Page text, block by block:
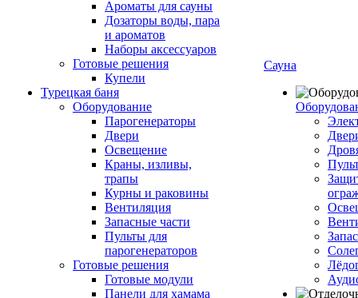
Ароматы для сауны
Дозаторы воды, пара
и ароматов
Наборы аксессуаров
Готовые решения
Купели
Турецкая баня
Оборудование
Парогенераторы
Двери
Освещение
Краны, изливы,
трапы
Курны и раковины
Вентиляция
Запасные части
Пульты для
парогенераторов
Готовые решения
Готовые модули
Панели для хамама
Сауна